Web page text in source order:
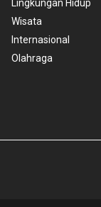
Lingkungan Hidup
Wisata
Internasional
Olahraga